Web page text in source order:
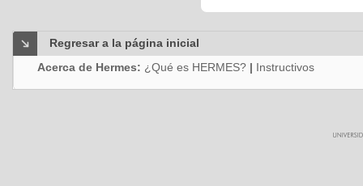
Regresar a la página inicial
Acerca de Hermes: ¿Qué es HERMES? | Instructivos